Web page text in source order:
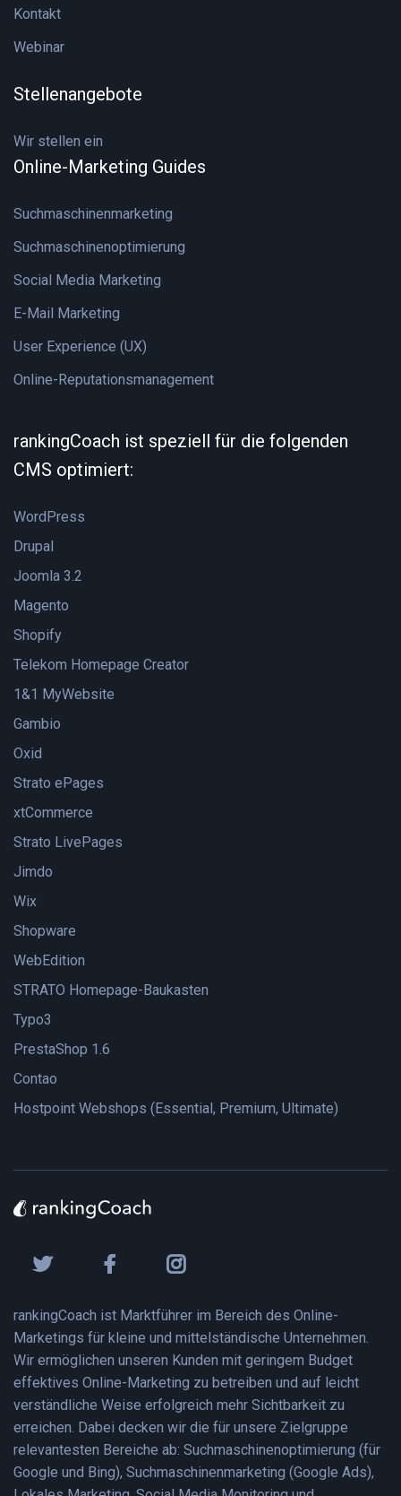
Kontakt
Webinar
Stellenangebote
Wir stellen ein
Online-Marketing Guides
Suchmaschinenmarketing
Suchmaschinenoptimierung
Social Media Marketing
E-Mail Marketing
User Experience (UX)
Online-Reputationsmanagement
rankingCoach ist speziell für die folgenden
CMS optimiert:
WordPress
Drupal
Joomla 3.2
Magento
Shopify
Telekom Homepage Creator
1&1 MyWebsite
Gambio
Oxid
Strato ePages
xtCommerce
Strato LivePages
Jimdo
Wix
Shopware
WebEdition
STRATO Homepage-Baukasten
Typo3
PrestaShop 1.6
Contao
Hostpoint Webshops (Essential, Premium, Ultimate)
rankingCoach ist Marktführer im Bereich des Online-
Marketings für kleine und mittelständische Unternehmen.
Wir ermöglichen unseren Kunden mit geringem Budget
effektives Online-Marketing zu betreiben und auf leicht
verständliche Weise erfolgreich mehr Sichtbarkeit zu
erreichen. Dabei decken wir die für unsere Zielgruppe
relevantesten Bereiche ab: Suchmaschinenoptimierung (für
Google und Bing), Suchmaschinenmarketing (Google Ads),